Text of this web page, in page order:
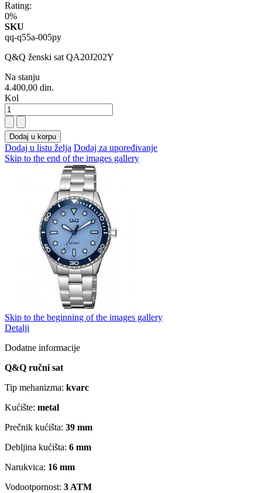
Rating:
0%
SKU
qq-q55a-005py
Q&Q ženski sat QA20J202Y
Na stanju
4.400,00 din.
Kol
Dodaj u korpu
Dodaj u listu želja Dodaj za upoređivanje
Skip to the end of the images gallery
Skip to the beginning of the images gallery
Detalji
Dodatne informacije
Q&Q ručni sat
Tip mehanizma: kvarc
Kućište: metal
Prečnik kućišta: 39 mm
Debljina kućišta: 6 mm
Narukvica: 16 mm
Vodootpornost: 3 ATM